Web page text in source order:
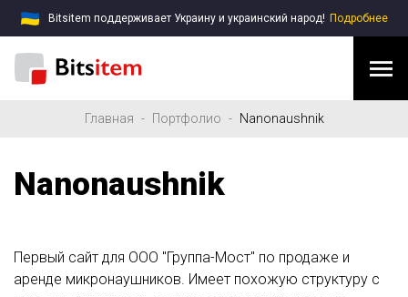
Bitsitem поддерживает Украину и украинский народ! Подробнее
Главная Портфолио Nanonaushnik
Nanonaushnik
Первый сайт для ООО "Группа-Мост" по продаже и
аренде микронаушников. Имеет похожую структуру с